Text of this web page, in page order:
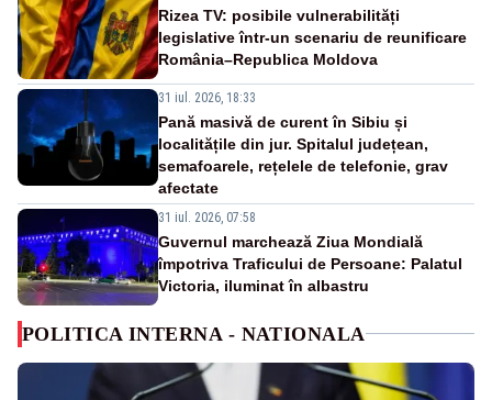
Rizea TV: posibile vulnerabilități
legislative într-un scenariu de reunificare
România–Republica Moldova
31 iul. 2026, 18:33
Pană masivă de curent în Sibiu și
localitățile din jur. Spitalul județean,
semafoarele, rețelele de telefonie, grav
afectate
31 iul. 2026, 07:58
Guvernul marchează Ziua Mondială
împotriva Traficului de Persoane: Palatul
Victoria, iluminat în albastru
POLITICA INTERNA - NATIONALA